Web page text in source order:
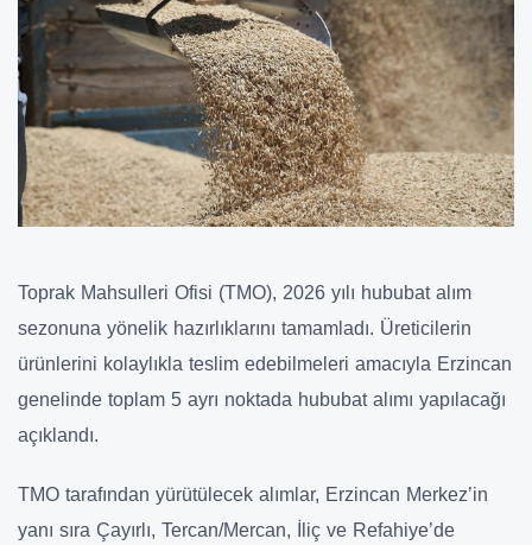
Toprak Mahsulleri Ofisi (TMO), 2026 yılı hububat alım
sezonuna yönelik hazırlıklarını tamamladı. Üreticilerin
ürünlerini kolaylıkla teslim edebilmeleri amacıyla Erzincan
genelinde toplam 5 ayrı noktada hububat alımı yapılacağı
açıklandı.
TMO tarafından yürütülecek alımlar, Erzincan Merkez’in
yanı sıra Çayırlı, Tercan/Mercan, İliç ve Refahiye’de